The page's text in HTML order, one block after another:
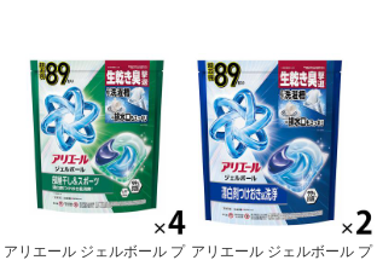
アリエール ジェルボール プ アリエール ジェルボール プ